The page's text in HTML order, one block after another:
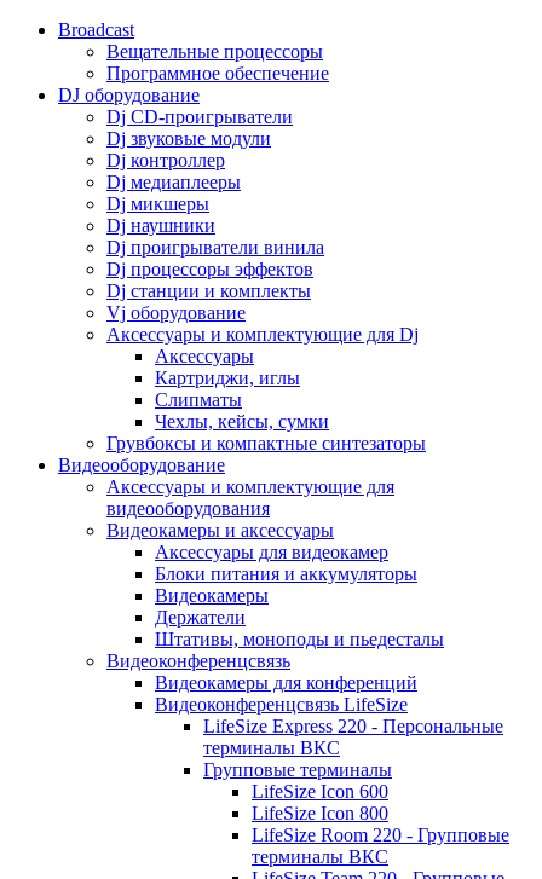
Broadcast
Вещательные процессоры
Программное обеспечение
DJ оборудование
Dj CD-проигрыватели
Dj звуковые модули
Dj контроллер
Dj медиаплееры
Dj микшеры
Dj наушники
Dj проигрыватели винила
Dj процессоры эффектов
Dj станции и комплекты
Vj оборудование
Аксессуары и комплектующие для Dj
Аксессуары
Картриджи, иглы
Слипматы
Чехлы, кейсы, сумки
Грувбоксы и компактные синтезаторы
Видеооборудование
Аксессуары и комплектующие для
видеооборудования
Видеокамеры и аксессуары
Аксессуары для видеокамер
Блоки питания и аккумуляторы
Видеокамеры
Держатели
Штативы, моноподы и пьедесталы
Видеоконференцсвязь
Видеокамеры для конференций
Видеоконференцсвязь LifeSize
LifeSize Express 220 - Персональные
терминалы ВКС
Групповые терминалы
LifeSize Icon 600
LifeSize Icon 800
LifeSize Room 220 - Групповые
терминалы ВКС